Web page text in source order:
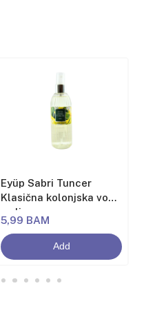
Eyüp Sabri Tuncer
Klasična kolonjska voda
sa limunom
5,99 BAM
Add